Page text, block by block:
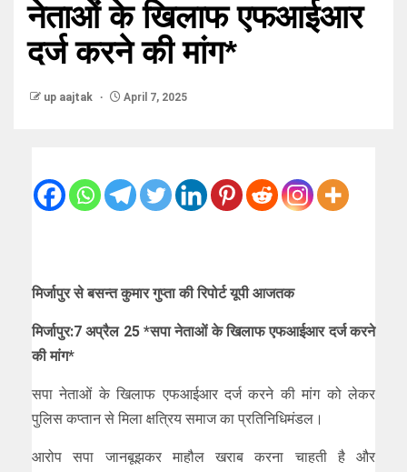
नेताओं के खिलाफ एफआईआर
दर्ज करने की मांग*
up aajtak April 7, 2025
मिर्जापुर से बसन्त कुमार गुप्ता की रिपोर्ट यूपी आजतक
मिर्जापुर:7 अप्रैल 25 *सपा नेताओं के खिलाफ एफआईआर दर्ज करने
की मांग*
सपा नेताओं के खिलाफ एफआईआर दर्ज करने की मांग को लेकर
पुलिस कप्तान से मिला क्षत्रिय समाज का प्रतिनिधिमंडल।
आरोप सपा जानबूझकर माहौल खराब करना चाहती है और